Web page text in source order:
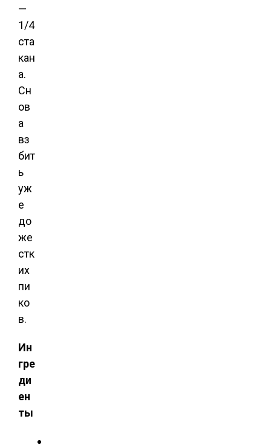
—
1/4
ста
кан
а.
Сн
ов
а
вз
бит
ь
уж
е
до
же
стк
их
пи
ко
в.
Ин
гре
ди
ен
ты